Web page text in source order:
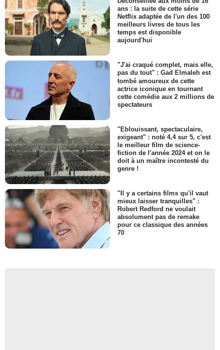
ans : la suite de cette série
Netflix adaptée de l'un des 100
meilleurs livres de tous les
temps est disponible
aujourd'hui
"J'ai craqué complet, mais elle,
pas du tout" : Gad Elmaleh est
tombé amoureux de cette
actrice iconique en tournant
cette comédie aux 2 millions de
spectateurs
"Eblouissant, spectaculaire,
exigeant" : noté 4,4 sur 5, c'est
le meilleur film de science-
fiction de l'année 2024 et on le
doit à un maître incontesté du
genre !
"Il y a certains films qu'il vaut
mieux laisser tranquilles" :
Robert Redford ne voulait
absolument pas de remake
pour ce classique des années
70